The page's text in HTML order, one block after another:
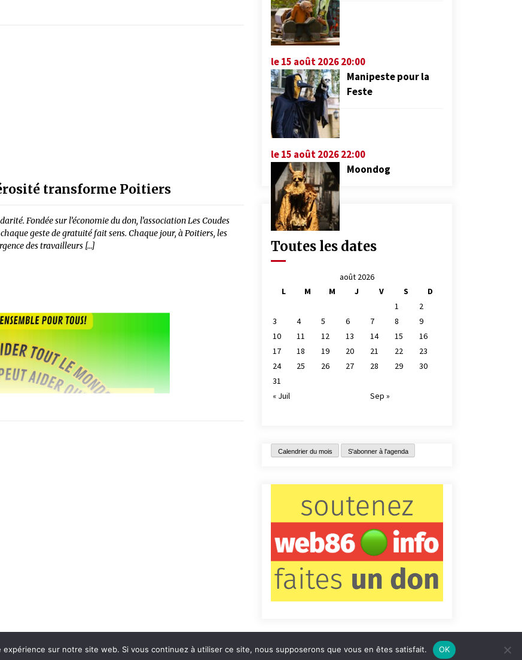
transforme Poitiers
Fondée sur l’économie du don, l’association Les Coudes
geste de gratuité fait sens. Chaque jour, à Poitiers, les
des travailleurs […]
le 15 août 2026 20:00
Manipeste pour la
Feste
le 15 août 2026 22:00
Moondog
Toutes les dates
août 2026
L
M M J V S
D
1
2
3
4 5 6 7 8
9
10
11 12 13 14 15
16
17
18 19 20 21 22
23
24
25 26 27 28 29
30
31
« Juil
Sep »
Calendrier du mois S'abonner à l'agenda
Contact Qui sommes-nous ? Informations légales
sur notre site web. Si vous continuez à utiliser ce site, nous supposerons que vous en êtes satisfait. OK